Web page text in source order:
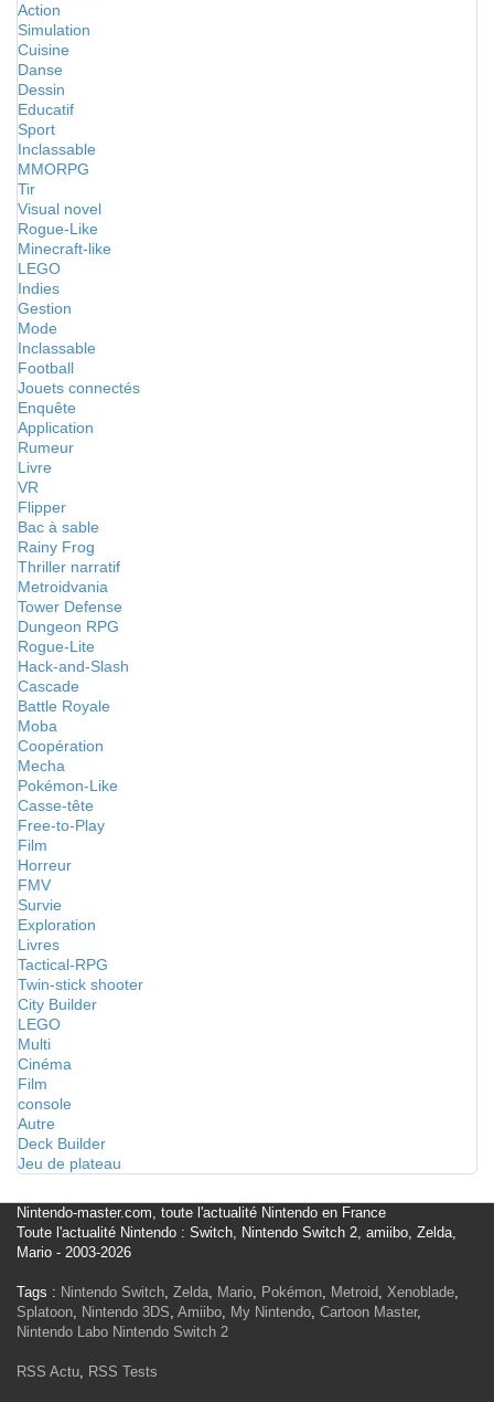
Action
Simulation
Cuisine
Danse
Dessin
Educatif
Sport
Inclassable
MMORPG
Tir
Visual novel
Rogue-Like
Minecraft-like
LEGO
Indies
Gestion
Mode
Inclassable
Football
Jouets connectés
Enquête
Application
Rumeur
Livre
VR
Flipper
Bac à sable
Rainy Frog
Thriller narratif
Metroidvania
Tower Defense
Dungeon RPG
Rogue-Lite
Hack-and-Slash
Cascade
Battle Royale
Moba
Coopération
Mecha
Pokémon-Like
Casse-tête
Free-to-Play
Film
Horreur
FMV
Survie
Exploration
Livres
Tactical-RPG
Twin-stick shooter
City Builder
LEGO
Multi
Cinéma
Film
console
Autre
Deck Builder
Jeu de plateau
Nintendo-master.com, toute l'actualité Nintendo en France
Toute l'actualité Nintendo : Switch, Nintendo Switch 2, amiibo, Zelda,
Mario - 2003-2026
Tags : Nintendo Switch, Zelda, Mario, Pokémon, Metroid, Xenoblade,
Splatoon, Nintendo 3DS, Amiibo, My Nintendo, Cartoon Master,
Nintendo Labo Nintendo Switch 2
RSS Actu, RSS Tests